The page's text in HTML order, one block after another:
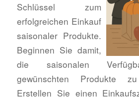
Schlüssel zum
erfolgreichen Einkauf
saisonaler Produkte.
Beginnen Sie damit,
die saisonalen
gewünschten Produkte
Erstellen Sie einen